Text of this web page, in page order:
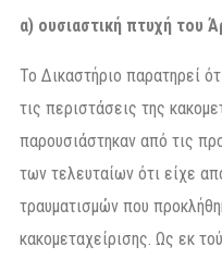
α) ουσιαστική πτυχή του
Το Δικαστήριο παρατηρεί
τις περιστάσεις της
παρουσιάστηκαν από τις
των τελευταίων ότι είχε
τραυματισμών που
κακομεταχείρισης. Ως εκ